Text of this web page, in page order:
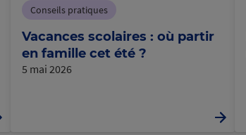
Conseils pratiques
Vacances scolaires : où partir
en famille cet été ?
5 mai 2026